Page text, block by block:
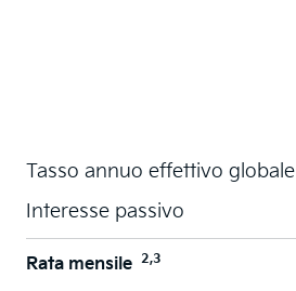
Tasso annuo effettivo globale
Interesse passivo
Rata mensile 2,3